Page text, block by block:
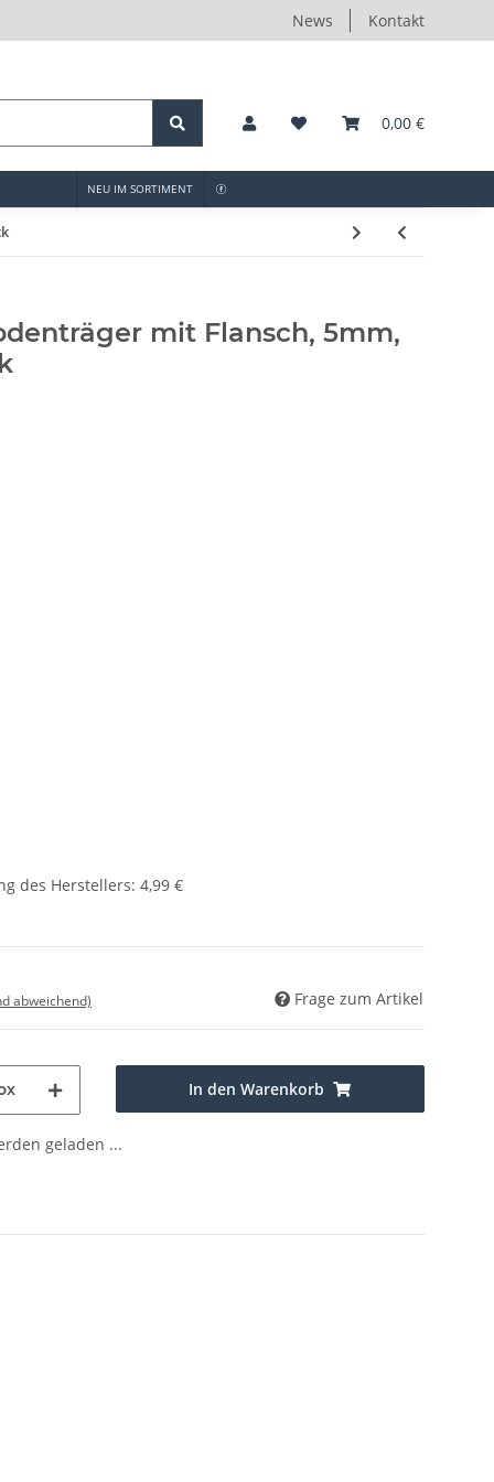
News Kontakt
0,00 €
NEU IM SORTIMENT
mit Flansch, 5mm,
des Herstellers: 4,99 €
abweichend) Frage zum Artikel
In den Warenkorb
geladen ...